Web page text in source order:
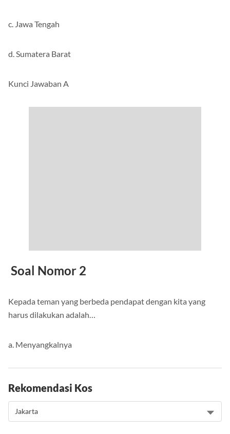
c. Jawa Tengah
d. Sumatera Barat
Kunci Jawaban A
Soal Nomor 2
Kepada teman yang berbeda pendapat dengan kita yang
harus dilakukan adalah…
a. Menyangkalnya
Rekomendasi Kos